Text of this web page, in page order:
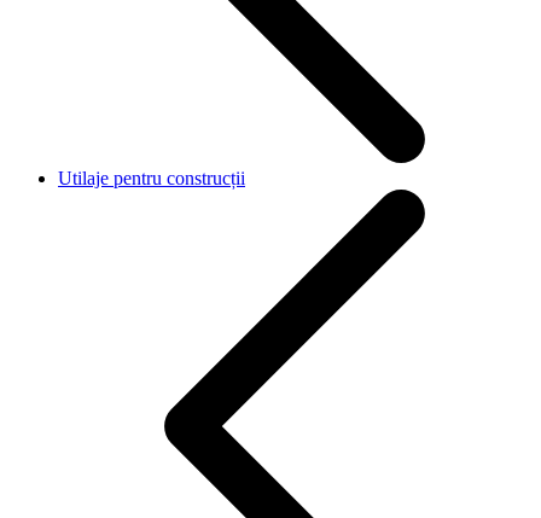
Utilaje pentru construcții